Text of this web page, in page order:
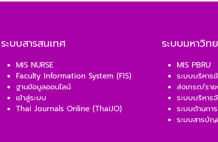
ระบบสารสนเทศ
MIS NURSE
Faculty Information System (FIS)
ฐานข้อมูลออนไลน์
เข้าสู่ระบบ
Thai Journals Online (ThaiJO)
ระบบมหาวิท
MIS PBRU
ระบบบริหา
ส่งเกรด/รา
ระบบบริหาร
ระบบด้านกา
ระบบสารบั